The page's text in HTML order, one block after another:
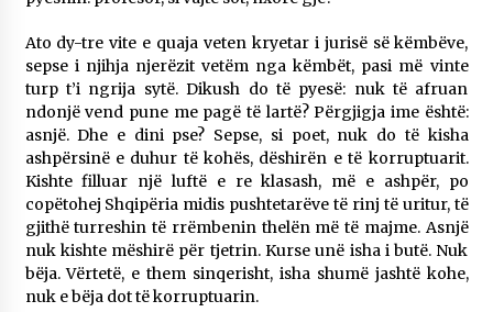
Ato dy-tre vite e quaja veten kryetar i jurisë së këmbëve,
sepse i njihja njerëzit vetëm nga këmbët, pasi më vinte
turp t’i ngrija sytë. Dikush do të pyesë: nuk të afruan
ndonjë vend pune me pagë të lartë? Përgjigja ime është:
asnjë. Dhe e dini pse? Sepse, si poet, nuk do të kisha
ashpërsinë e duhur të kohës, dëshirën e të korruptuarit.
Kishte filluar një luftë e re klasash, më e ashpër, po
copëtohej Shqipëria midis pushtetarëve të rinj të uritur, të
gjithë turreshin të rrëmbenin thelën më të majme. Asnjë
nuk kishte mëshirë për tjetrin. Kurse unë isha i butë. Nuk
bëja. Vërtetë, e them sinqerisht, isha shumë jashtë kohe,
nuk e bëja dot të korruptuarin.